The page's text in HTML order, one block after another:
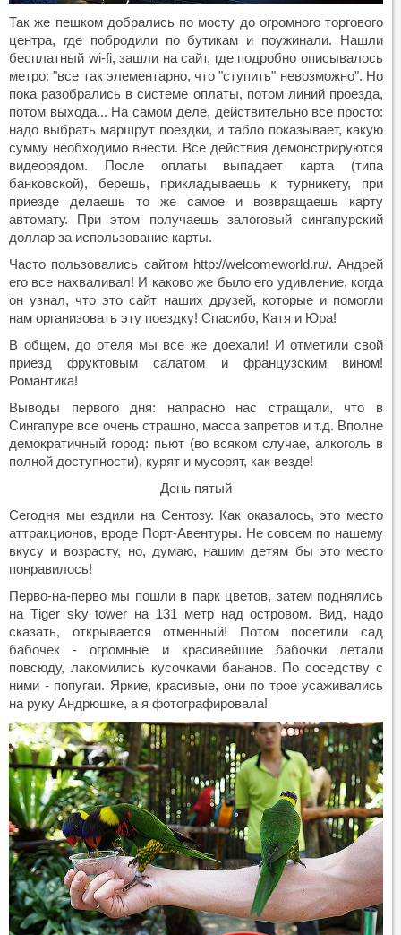
Так же пешком добрались по мосту до огромного торгового
центра, где побродили по бутикам и поужинали. Нашли
бесплатный wi-fi, зашли на сайт, где подробно описывалось
метро: "все так элементарно, что "ступить" невозможно". Но
пока разобрались в системе оплаты, потом линий проезда,
потом выхода... На самом деле, действительно все просто:
надо выбрать маршрут поездки, и табло показывает, какую
сумму необходимо внести. Все действия демонстрируются
видеорядом. После оплаты выпадает карта (типа
банковской), берешь, прикладываешь к турникету, при
приезде делаешь то же самое и возвращаешь карту
автомату. При этом получаешь залоговый сингапурский
доллар за использование карты.
Часто пользовались сайтом http://welcomeworld.ru/. Андрей
его все нахваливал! И каково же было его удивление, когда
он узнал, что это сайт наших друзей, которые и помогли
нам организовать эту поездку! Спасибо, Катя и Юра!
В общем, до отеля мы все же доехали! И отметили свой
приезд фруктовым салатом и французским вином!
Романтика!
Выводы первого дня: напрасно нас стращали, что в
Сингапуре все очень страшно, масса запретов и т.д. Вполне
демократичный город: пьют (во всяком случае, алкоголь в
полной доступности), курят и мусорят, как везде!
День пятый
Сегодня мы ездили на Сентозу. Как оказалось, это место
аттракционов, вроде Порт-Авентуры. Не совсем по нашему
вкусу и возрасту, но, думаю, нашим детям бы это место
понравилось!
Перво-на-перво мы пошли в парк цветов, затем поднялись
на Тiger sky tower на 131 метр над островом. Вид, надо
сказать, открывается отменный! Потом посетили сад
бабочек - огромные и красивейшие бабочки летали
повсюду, лакомились кусочками бананов. По соседству с
ними - попугаи. Яркие, красивые, они по трое усаживались
на руку Андрюшке, а я фотографировала!